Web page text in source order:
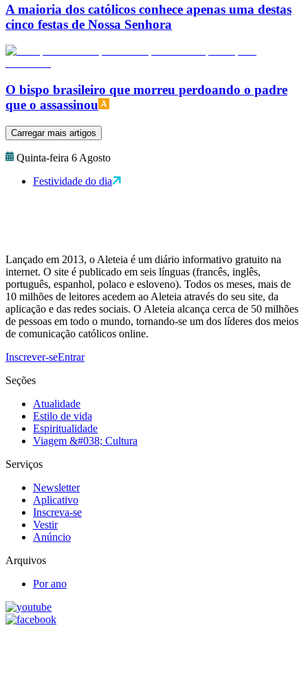
A maioria dos católicos conhece apenas uma destas
cinco festas de Nossa Senhora
O bispo brasileiro que morreu perdoando o padre
que o assassinou
Carregar mais artigos
Quinta-feira 6 Agosto
Festividade do dia
Lançado em 2013, o Aleteia é um diário informativo gratuito na
internet. O site é publicado em seis línguas (francês, inglês,
português, espanhol, polaco e esloveno). Todos os meses, mais de
10 milhões de leitores acedem ao Aleteia através do seu site, da
aplicação e das redes sociais. O Aleteia alcança cerca de 50 milhões
de pessoas em todo o mundo, tornando-se um dos líderes dos meios
de comunicação católicos online.
Inscrever-seEntrar
Seções
Atualidade
Estilo de vida
Espiritualidade
Viagem &#038; Cultura
Serviços
Newsletter
Aplicativo
Inscreva-se
Vestir
Anúncio
Arquivos
Por ano